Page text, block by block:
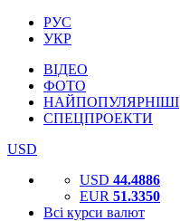
РУС
УКР
ВІДЕО
ФОТО
НАЙПОПУЛЯРНІШІ
СПЕЦПРОЕКТИ
USD
USD 44.4886
EUR 51.3350
Всі курси валют